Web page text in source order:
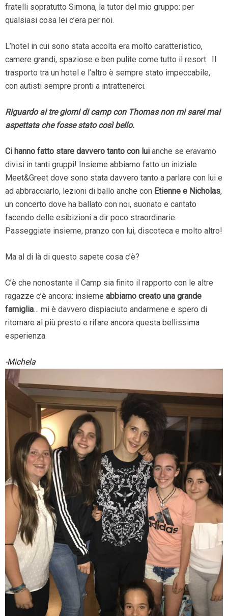
fratelli sopratutto Simona, la tutor del mio gruppo: per
qualsiasi cosa lei c’era per noi.
L’hotel in cui sono stata accolta era molto caratteristico,
camere grandi, spaziose e ben pulite come tutto il resort. Il
trasporto tra un hotel e l’altro è sempre stato impeccabile,
con autisti sempre pronti a intrattenerci.
Riguardo ai tre giorni di camp con Thomasnon mi sarei mai
aspettata che fosse stato così bello.
Ci hanno fatto stare davvero tanto con lui anche se eravamo
divisi in tanti gruppi! Insieme abbiamo fatto un iniziale
Meet&Greet dove sono stata davvero tanto a parlare con lui e
ad abbracciarlo, lezioni di ballo anche con Etienne e Nicholas,
un concerto dove ha ballato con noi, suonato e cantato
facendo delle esibizioni a dir poco straordinarie.
Passeggiate insieme, pranzo con lui, discoteca e molto altro!
Ma al di là di questo sapete cosa c’è?
C’è che nonostante il Camp sia finito il rapporto con le altre
ragazze c’è ancora: insieme abbiamo creato una grande
famiglia… mi è davvero dispiaciuto andarmene e spero di
ritornare al più presto e rifare ancora questa bellissima
esperienza.
-Michela